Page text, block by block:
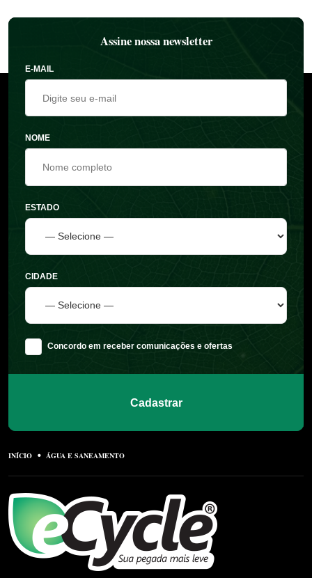
Assine nossa newsletter
E-MAIL
NOME
ESTADO
CIDADE
Concordo em receber comunicações e ofertas
Cadastrar
INÍCIO ÁGUA E SANEAMENTO